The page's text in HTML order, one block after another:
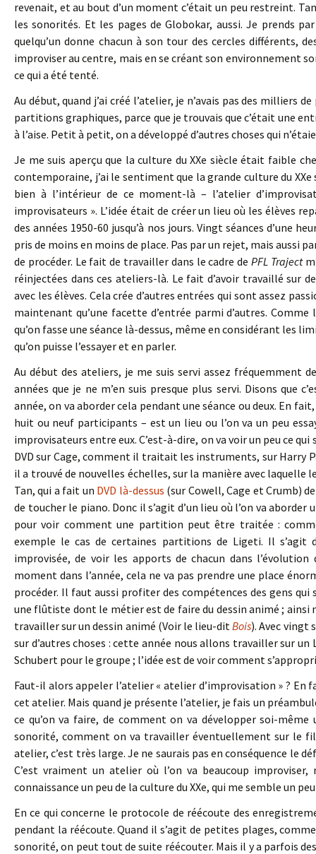
revenait, et au bout d’un moment c’était un peu restreint.
les sonorités. Et les pages de Globokar, aussi. Je prends
quelqu’un donne chacun à son tour des cercles différents,
improviser au centre, mais en se créant son environnement
ce qui a été tenté.
Au début, quand j’ai créé l’atelier, je n’avais pas des milliers
partitions graphiques, parce que je trouvais que c’était une
à l’aise. Petit à petit, on a développé d’autres choses qui
Je me suis aperçu que la culture du XXe siècle était faible
contemporaine, j’ai le sentiment que la grande culture du XXe
bien à l’intérieur de ce moment-là – l’atelier
improvisateurs ». L’idée était de créer un lieu où les élèves
des années 1950-60 jusqu’à nos jours. Vingt séances d’une
pris de moins en moins de place. Pas par un rejet, mais aussi
de procéder. Le fait de travailler dans le cadre dePFL Traject
réinjectées dans ces ateliers-là. Le fait d’avoir travaillé sur
avec les élèves. Cela crée d’autres entrées qui sont assez
maintenant qu’une facette d’entrée parmi d’autres.
qu’on fasse une séance là-dessus, même en considérant les
qu’on puisse l’essayer et en parler.
Au début des ateliers, je me suis servi assez fréquemment
années que je ne m’en suis presque plus servi. Disons que
année, on va aborder cela pendant une séance ou deux. En
huit ou neuf participants – est un lieu ou l’on va un peu
improvisateurs entre eux. C’est-à-dire, on va voir un peu ce
DVD sur Cage, comment il traitait les instruments, sur
il a trouvé de nouvelles échelles, sur la manière avec
Tan, qui a fait un DVD là-dessus (sur Cowell, Cage et Crumb)
de toucher le piano. Donc il s’agit d’un lieu où l’on va
pour voir comment une partition peut être traitée :
exemple le cas de certaines partitions de Ligeti. Il
improvisée, de voir les apports de chacun dans
moment dans l’année, cela ne va pas prendre une place
procéder. Il faut aussi profiter des compétences des gens
une flûtiste dont le métier est de faire du dessin animé ;
travailler sur un dessin animé (Voir le lieu-ditBois). Avec vingt
sur d’autres choses : cette année nous allons travailler sur un
Schubert pour le groupe ; l’idée est de voir comment
Faut-il alors appeler l’atelier « atelier d’improvisation » ? En
cet atelier. Mais quand je présente l’atelier, je fais un
ce qu’on va faire, de comment on va développer soi-
sonorité, comment on va travailler éventuellement sur le
atelier, c’est très large. Je ne saurais pas en conséquence le
C’est vraiment un atelier où l’on va beaucoup
connaissance un peu de la culture du XXe, qui me semble un
En ce qui concerne le protocole de réécoute des
pendant la réécoute. Quand il s’agit de petites plages,
sonorité, on peut tout de suite réécouter. Mais il y a parfois